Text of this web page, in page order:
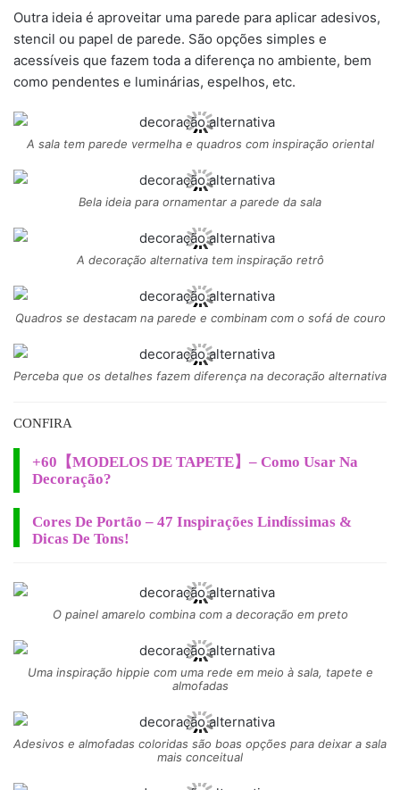
Outra ideia é aproveitar uma parede para aplicar adesivos,
stencil ou papel de parede. São opções simples e
acessíveis que fazem toda a diferença no ambiente, bem
como pendentes e luminárias, espelhos, etc.
A sala tem parede vermelha e quadros com inspiração oriental
Bela ideia para ornamentar a parede da sala
A decoração alternativa tem inspiração retrô
Quadros se destacam na parede e combinam com o sofá de couro
Perceba que os detalhes fazem diferença na decoração alternativa
CONFIRA
+60【MODELOS DE TAPETE】– Como Usar Na
Decoração?
Cores De Portão – 47 Inspirações Lindíssimas &
Dicas De Tons!
O painel amarelo combina com a decoração em preto
Uma inspiração hippie com uma rede em meio à sala, tapete e
almofadas
Adesivos e almofadas coloridas são boas opções para deixar a sala
mais conceitual